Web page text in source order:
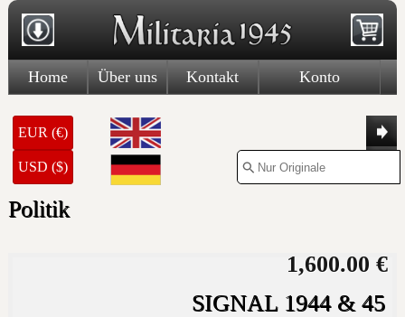
Home Über uns Kontakt Konto
EUR (€)
USD ($)
Politik
1,600.00 €
SIGNAL 1944 & 45